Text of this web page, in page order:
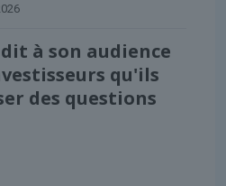
à son audience
qu'ils
des questions